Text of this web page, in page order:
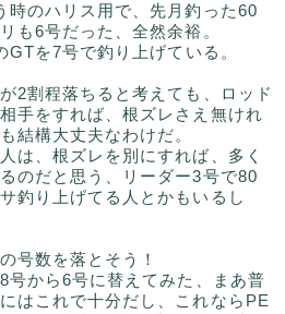
時のハリス用で、先月釣った60
も6号だった、全然余裕。
を7号で釣り上げている。
2割程落ちると考えても、ロッド
手をすれば、根ズレさえ無けれ
結構大丈夫なわけだ。
は、根ズレを別にすれば、多く
のだと思う、リーダー3号で80
釣り上げてる人とかもいるし
号数を落とそう！
号から6号に替えてみた、まあ普
はこれで十分だし、これならPE